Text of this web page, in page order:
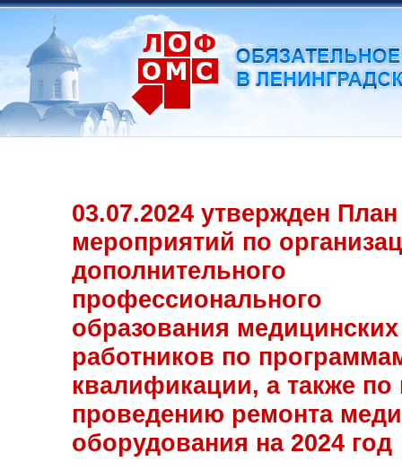
03.07.2024 утвержден План
мероприятий по
дополнительного
профессионального
образования медицинских
работников по
квалификации, а также
проведению ремонта
оборудования на 2024 год